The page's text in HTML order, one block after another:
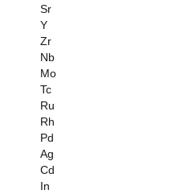
Sr
Y
Zr
Nb
Mo
Tc
Ru
Rh
Pd
Ag
Cd
In